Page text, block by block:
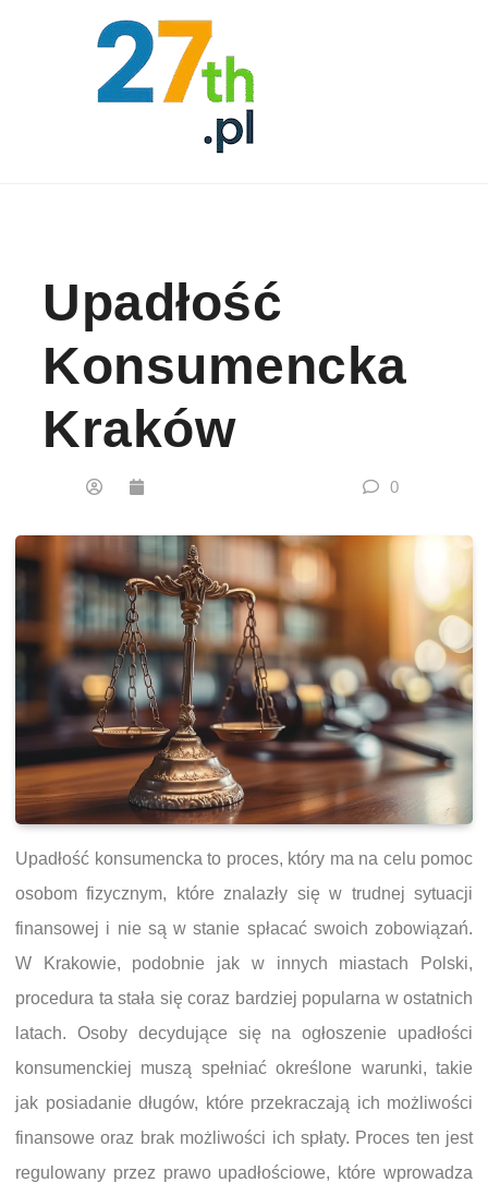
Upadłość
Konsumencka
Kraków
0
Upadłość konsumencka to proces, który ma na celu pomoc
osobom fizycznym, które znalazły się w trudnej sytuacji
finansowej i nie są w stanie spłacać swoich zobowiązań.
W Krakowie, podobnie jak w innych miastach Polski,
procedura ta stała się coraz bardziej popularna w ostatnich
latach. Osoby decydujące się na ogłoszenie upadłości
konsumenckiej muszą spełniać określone warunki, takie
jak posiadanie długów, które przekraczają ich możliwości
finansowe oraz brak możliwości ich spłaty. Proces ten jest
regulowany przez prawo upadłościowe, które wprowadza